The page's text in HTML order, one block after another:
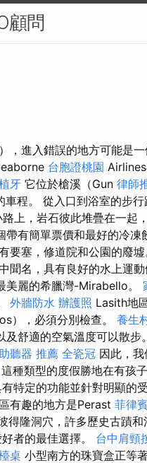
顧問
，進入錯誤的地方可能是
台胞證桃園
牙 它位於槍溪（Gun 律師
車程。 從入口到浴室的步
路上，岩石彼此堆疊在一起
有簡單票價和最好的冷凍
要塞，修道院和公園的廢
聞名，具有良好的水上運動
美麗的希臘灣-Mirabello。
外牆防水 辦護照 Lasith地
），必須分別檢查。 養生
舒適的空氣溫度可以散步
助聽器 推薦 全瓷冠 因此，
這種類型的度假勝地在有孩
特定的功能並針對明顯的
有趣的地方是Perast 菲律
得隆洞穴，許多歷史古蹟
者的最佳選擇。 台中肩頸
桌 小型南方的珠寶盒正等